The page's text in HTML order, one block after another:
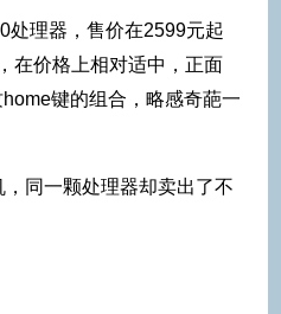
处理器，售价在2599元起
在价格上相对适中，正面
键的组合，略感奇葩一